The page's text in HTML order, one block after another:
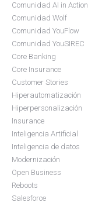
Comunidad AI in Action
Comunidad Wolf
Comunidad YouFlow
Comunidad YouSIREC
Core Banking
Core Insurance
Customer Stories
Hiperautomatización
Hiperpersonalización
Insurance
Inteligencia Artificial
Inteligencia de datos
Modernización
Open Business
Reboots
Salesforce